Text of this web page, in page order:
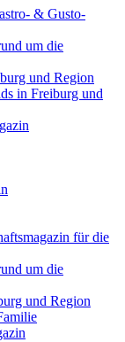
& Gusto-
um die
und Region
in Freiburg und
für die
um die
und Region